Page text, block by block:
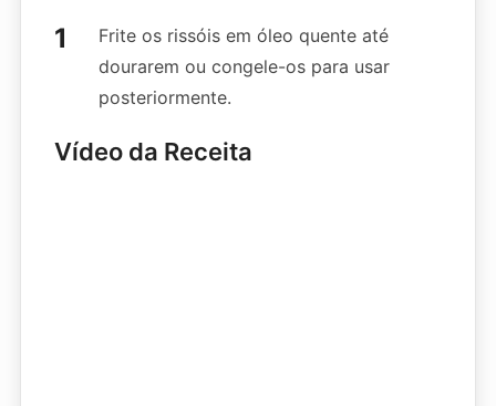
Frite os rissóis em óleo quente até
dourarem ou congele-os para usar
posteriormente.
Vídeo da Receita